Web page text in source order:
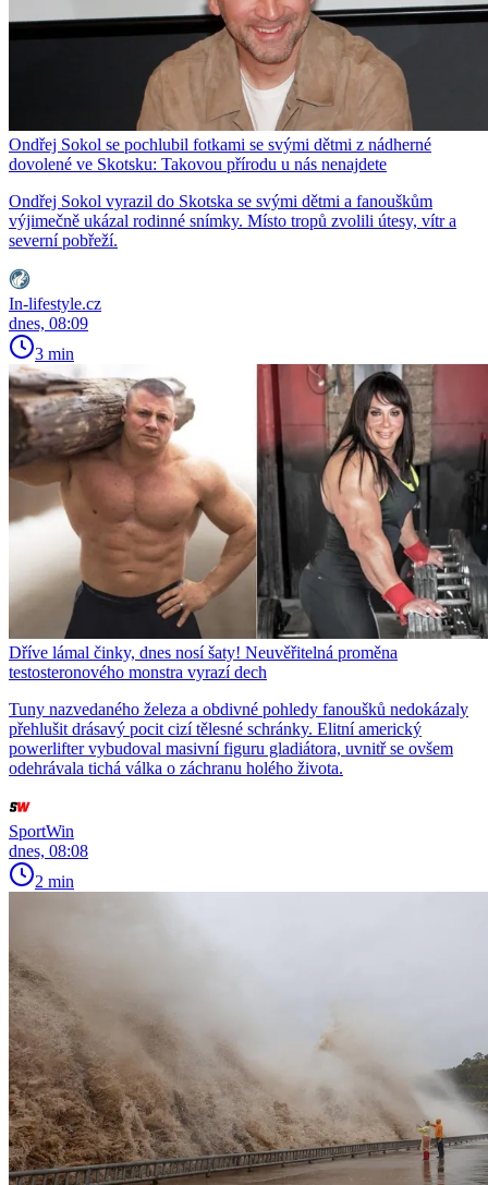
Ondřej Sokol se pochlubil fotkami se svými dětmi z nádherné
dovolené ve Skotsku: Takovou přírodu u nás nenajdete
Ondřej Sokol vyrazil do Skotska se svými dětmi a fanouškům
výjimečně ukázal rodinné snímky. Místo tropů zvolili útesy, vítr a
severní pobřeží.
In-lifestyle.cz
dnes, 08:09
3 min
Dříve lámal činky, dnes nosí šaty! Neuvěřitelná proměna
testosteronového monstra vyrazí dech
Tuny nazvedaného železa a obdivné pohledy fanoušků nedokázaly
přehlušit drásavý pocit cizí tělesné schránky. Elitní americký
powerlifter vybudoval masivní figuru gladiátora, uvnitř se ovšem
odehrávala tichá válka o záchranu holého života.
SportWin
dnes, 08:08
2 min